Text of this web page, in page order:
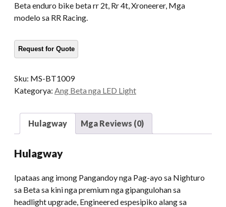
Beta enduro bike beta rr 2t, Rr 4t, Xroneerer, Mga
modelo sa RR Racing.
Sku: MS-BT1009
Kategorya: Ang Beta nga LED Light
Hulagway Mga Reviews (0)
Hulagway
Ipataas ang imong Pangandoy nga Pag-ayo sa Nighturo
sa Beta sa kini nga premium nga gipangulohan sa
headlight upgrade, Engineered espesipiko alang sa